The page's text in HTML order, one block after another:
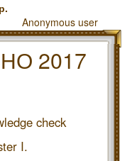
Anonymous user
2017
check
I.